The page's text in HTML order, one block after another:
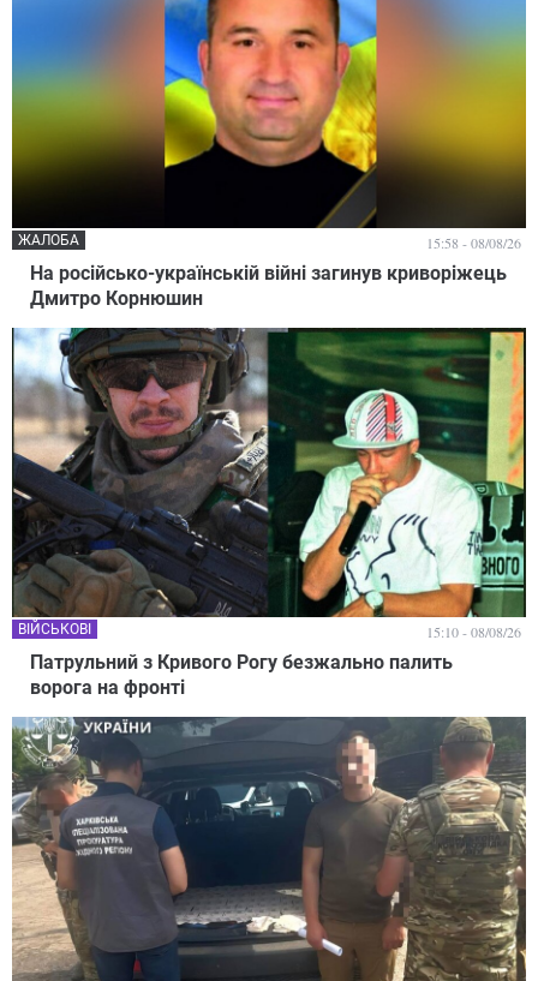
На російсько-українській війні загинув криворіжець
Дмитро Корнюшин
ЖАЛОБА 15:58 - 08/08/26
Патрульний з Кривого Рогу безжально палить
ворога на фронті
ВІЙСЬКОВІ 15:10 - 08/08/26